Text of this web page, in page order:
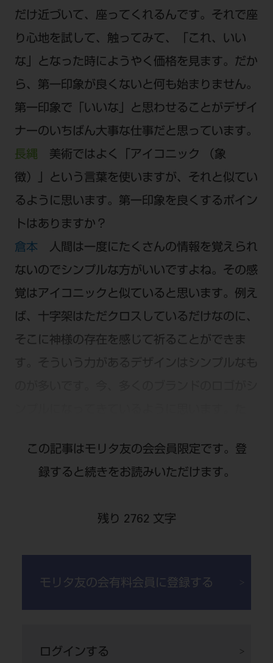
だけ近づいて、座ってくれるんです。それで座
り心地を試して、触ってみて、「これ、いい
な」となった時にようやく価格を見ます。だか
ら、第一印象が良くないと何も始まりません。
第一印象で「いいな」と思わせることがデザイ
ナーのいちばん大事な仕事だと思っています。
長縄 美術ではよく「アイコニック （象
徴）」という言葉を使いますが、それと似てい
るように思います。第一印象を良くするポイン
トはありますか？
倉本 人間は一度にたくさんの情報を覚えられ
ないのでシンプルな方がいいですよね。その感
覚はアイコニックと似ていると思います。例え
ば、十字架はただクロスしているだけなのに、
そこに神様の存在を感じて祈ることができま
ります。例えば、自動車メーカーのポルシェの
ロゴは昔から情報量の多いデザインで、一見何
と馬がいて、そこにはクラフトマンシップのよ
この記事はモリタ友の会会員限定です。登
録すると続きをお読みいただけます。
残り 2762 文字
モリタ友の会有料会員に登録する
ログインする